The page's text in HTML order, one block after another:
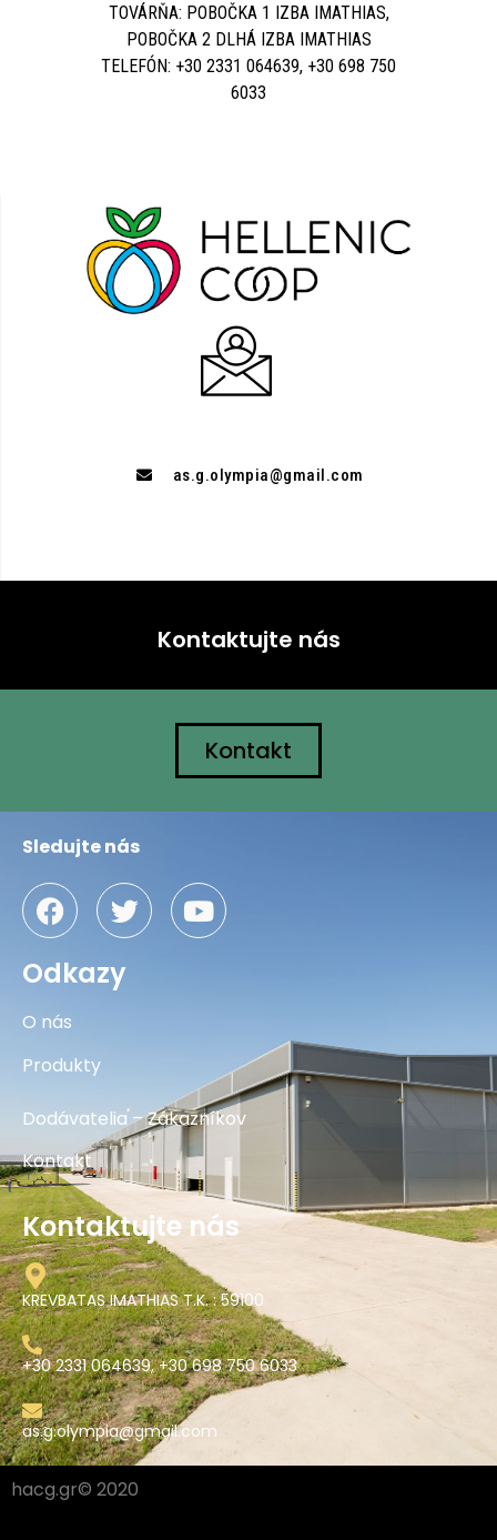
TOVÁRŇA: POBOČKA 1 IZBA IMATHIAS,
POBOČKA 2 DLHÁ IZBA IMATHIAS
TELEFÓN: +30 2331 064639, +30 698 750
6033
as.g.olympia@gmail.com
Kontaktujte nás
Kontakt
Sledujte nás
Odkazy
O nás
Produkty
Dodávatelia – Zákazníkov
Kontakt
Kontaktujte nás
KREVBATAS IMATHIAS T.K. : 59100
+30 2331 064639, +30 698 750 6033
as.g.olympia@gmail.com
hacg.gr© 2020